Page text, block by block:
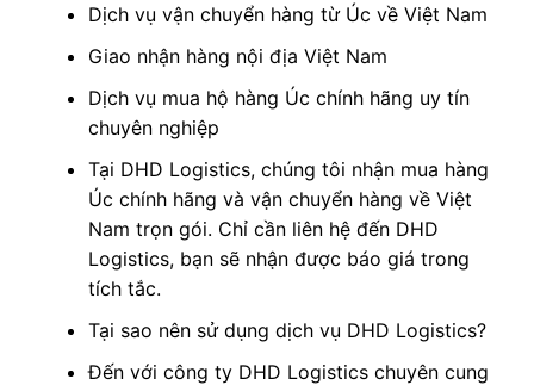
Dịch vụ vận chuyển hàng từ Úc về Việt Nam
Giao nhận hàng nội địa Việt Nam
Dịch vụ mua hộ hàng Úc chính hãng uy tín
chuyên nghiệp
Tại DHD Logistics, chúng tôi nhận mua hàng
Úc chính hãng và vận chuyển hàng về Việt
Nam trọn gói. Chỉ cần liên hệ đến DHD
Logistics, bạn sẽ nhận được báo giá trong
tích tắc.
Tại sao nên sử dụng dịch vụ DHD Logistics?
Đến với công ty DHD Logistics chuyên cung